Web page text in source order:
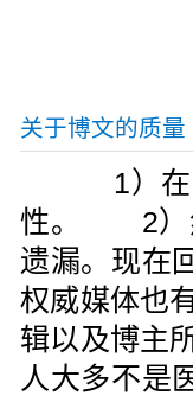
关于博文的质量
1）在开
性。 2）然
遗漏。现在
权威媒体也
辑以及博主
人大多不